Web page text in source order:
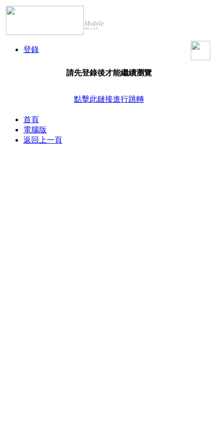
Mobile
Ver.1.3.0
登錄
請先登錄後才能繼續瀏覽
點擊此鏈接進行跳轉
首頁
電腦版
返回上一頁